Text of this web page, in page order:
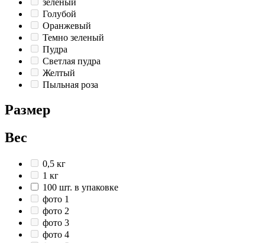
зеленый
Голубой
Оранжевый
Темно зеленый
Пудра
Светлая пудра
Желтый
Пыльная роза
Размер
Вес
0,5 кг
1 кг
100 шт. в упаковке
фото 1
фото 2
фото 3
фото 4